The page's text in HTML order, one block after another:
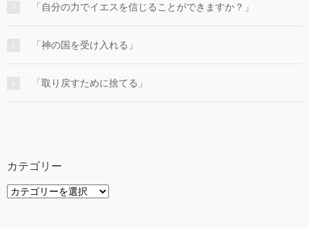
「自分の力でイエスを信じることができますか？」
「神の国を受け入れる」
「取り戻すために捨てる」
カテゴリー
カ